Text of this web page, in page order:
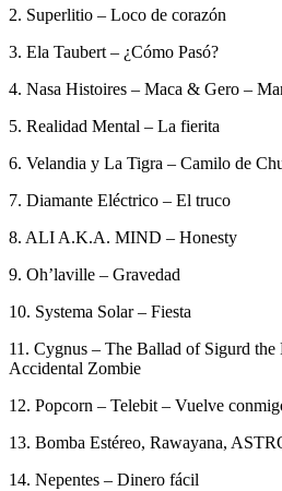
2. Superlitio – Loco de corazón
3. Ela Taubert – ¿Cómo Pasó?
4. Nasa Histoires – Maca & Gero –
5. Realidad Mental – La fierita
6. Velandia y La Tigra – Camilo de
7. Diamante Eléctrico – El truco
8. ALI A.K.A. MIND – Honesty
9. Oh’laville – Gravedad
10. Systema Solar – Fiesta
11. Cygnus – The Ballad of Sigurd the
Accidental Zombie
12. Popcorn – Telebit – Vuelve
13. Bomba Estéreo, Rawayana,
14. Nepentes – Dinero fácil